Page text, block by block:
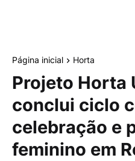
Página inicial Horta
Projeto Horta
conclui ciclo
celebração e
feminino em